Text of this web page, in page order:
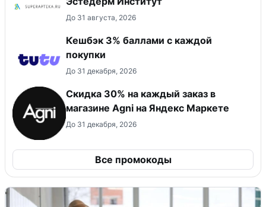
До 31 августа, 2026
Кешбэк 3% баллами с каждой
покупки
До 31 декабря, 2026
Скидка 30% на каждый заказ в
магазине Agni на Яндекс Маркете
До 31 декабря, 2026
Все промокоды